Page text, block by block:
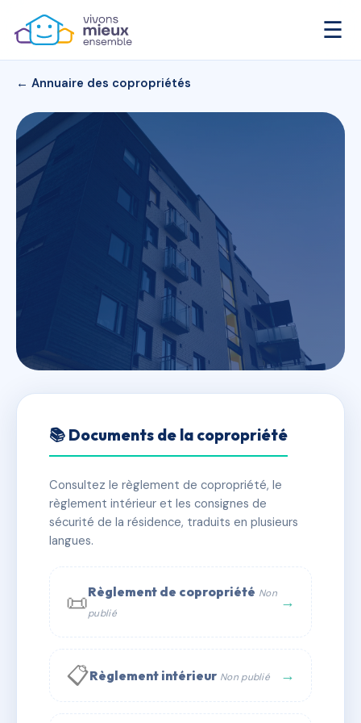
☰
← Annuaire des copropriétés
RESIDENCE AMARYLLIS
✓ Immatriculée 🏠 255 lots 🏗 6 bâtiment(s)
📞 Contacter Syndic Digital
📚 Documents de la copropriété
Consultez le règlement de copropriété, le
règlement intérieur et les consignes de
sécurité de la résidence, traduits en plusieurs
langues.
📜Règlement de copropriété Non
publié
→
📋Règlement intérieur Non publié →